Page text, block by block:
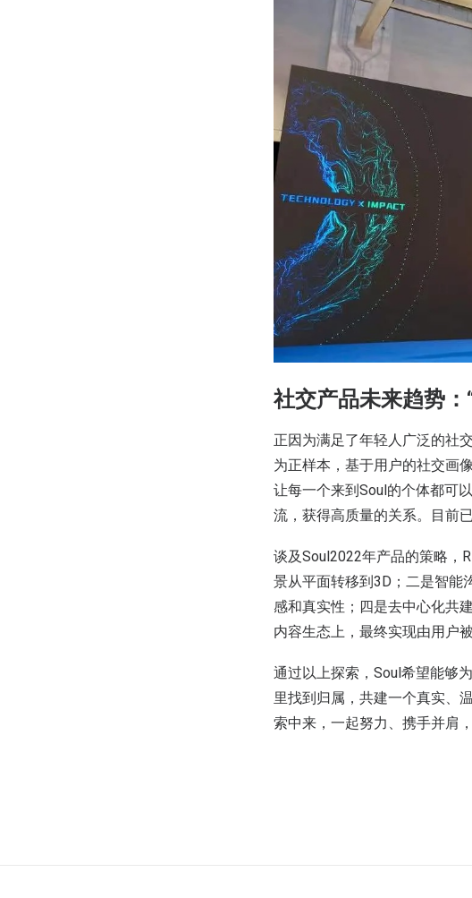
社交产品未来趋势：
正因为满足了年轻人广泛的社
为正样本，基于用户的社交画
让每一个来到Soul的个体都可
流，获得高质量的关系。目前
谈及Soul2022年产品的策略，
景从平面转移到3D；二是智能
感和真实性；四是去中心化共
内容生态上，最终实现由用户
通过以上探索，Soul希望能够
里找到归属，共建一个真实、
索中来，一起努力、携手并肩